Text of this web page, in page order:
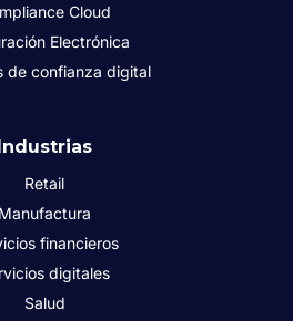
Cloud
Electrónica
de confianza digital
Retail
Manufactura
financieros
digitales
Salud